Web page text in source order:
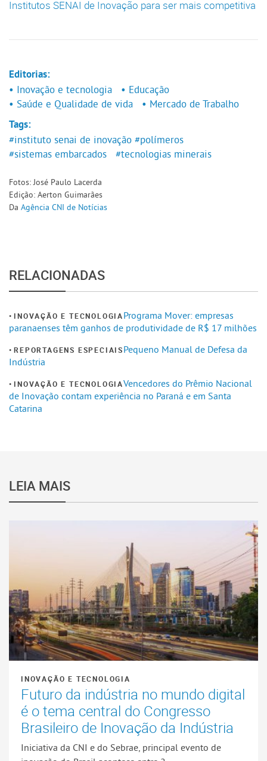
Institutos SENAI de Inovação para ser mais competitiva
Editorias:
• Inovação e tecnologia
• Educação
• Saúde e Qualidade de vida
• Mercado de Trabalho
Tags:
#instituto senai de inovação #polímeros
#sistemas embarcados
#tecnologias minerais
Fotos: José Paulo Lacerda
Edição: Aerton Guimarães
Da Agência CNI de Notícias
RELACIONADAS
INOVAÇÃO E TECNOLOGIAPrograma Mover: empresas
paranaenses têm ganhos de produtividade de R$ 17 milhões
REPORTAGENS ESPECIAISPequeno Manual de Defesa da
Indústria
INOVAÇÃO E TECNOLOGIAVencedores do Prêmio Nacional
de Inovação contam experiência no Paraná e em Santa
Catarina
LEIA MAIS
INOVAÇÃO E TECNOLOGIA
Futuro da indústria no mundo digital
é o tema central do Congresso
Brasileiro de Inovação da Indústria
Iniciativa da CNI e do Sebrae, principal evento de